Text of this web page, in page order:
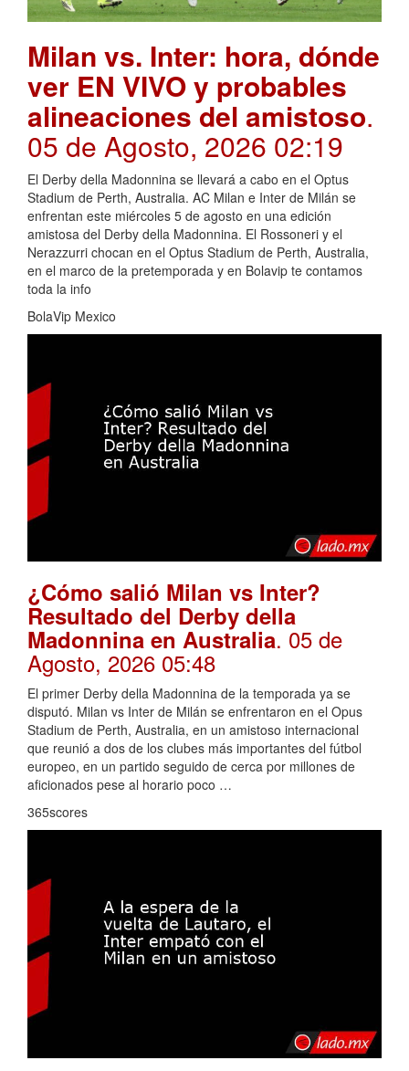
Milan vs. Inter: hora, dónde
ver EN VIVO y probables
alineaciones del amistoso.
05 de Agosto, 2026 02:19
El Derby della Madonnina se llevará a cabo en el Optus
Stadium de Perth, Australia. AC Milan e Inter de Milán se
enfrentan este miércoles 5 de agosto en una edición
amistosa del Derby della Madonnina. El Rossoneri y el
Nerazzurri chocan en el Optus Stadium de Perth, Australia,
en el marco de la pretemporada y en Bolavip te contamos
toda la info
BolaVip Mexico
¿Cómo salió Milan vs Inter?
Resultado del Derby della
Madonnina en Australia. 05 de
Agosto, 2026 05:48
El primer Derby della Madonnina de la temporada ya se
disputó. Milan vs Inter de Milán se enfrentaron en el Opus
Stadium de Perth, Australia, en un amistoso internacional
que reunió a dos de los clubes más importantes del fútbol
europeo, en un partido seguido de cerca por millones de
aficionados pese al horario poco …
365scores